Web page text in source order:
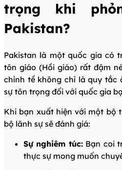
trọng khi
Pakistan?
Pakistan là một quốc gia có
tôn giáo (Hồi giáo) rất đậm
chỉnh tề không chỉ là quy tắc
sự tôn trọng đối với quốc gia
Khi bạn xuất hiện với một bộ
bộ lãnh sự sẽ đánh giá:
Sự nghiêm túc:Bạn coi
thực sự mong muốn